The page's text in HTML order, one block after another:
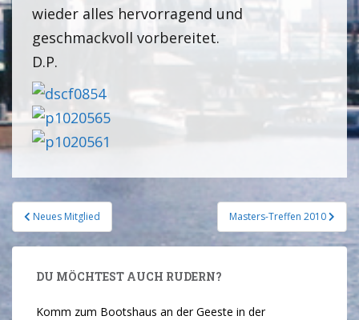
wieder alles hervorragend und
geschmackvoll vorbereitet.
D.P.
Neues Mitglied Masters-Treffen 2010
DU MÖCHTEST AUCH RUDERN?
Komm zum Bootshaus an der Geeste in der